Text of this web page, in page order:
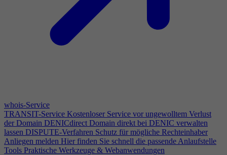
whois-Service
TRANSIT-Service Kostenloser Service vor ungewolltem Verlust
der Domain DENICdirect Domain direkt bei DENIC verwalten
lassen DISPUTE-Verfahren Schutz für mögliche Rechteinhaber
Anliegen melden Hier finden Sie schnell die passende Anlaufstelle
Tools Praktische Werkzeuge & Webanwendungen